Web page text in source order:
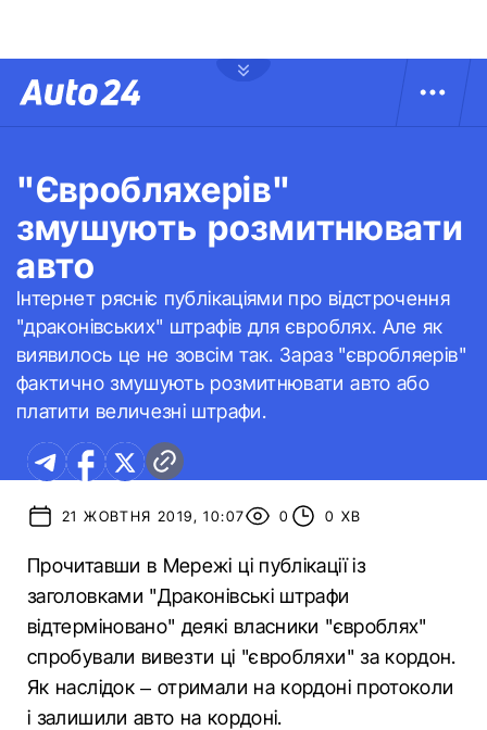
"Євробляхерів"
змушують розмитнювати
авто
Інтернет рясніє публікаціями про відстрочення
"драконівських" штрафів для євроблях. Але як
виявилось це не зовсім так. Зараз "євробляерів"
фактично змушують розмитнювати авто або
платити величезні штрафи.
21 ЖОВТНЯ 2019, 10:07 0 0 ХВ
Прочитавши в Мережі ці публікації із
заголовками "Драконівські штрафи
відтерміновано" деякі власники "євроблях"
спробували вивезти ці "євробляхи" за кордон.
Як наслідок – отримали на кордоні протоколи
і залишили авто на кордоні.